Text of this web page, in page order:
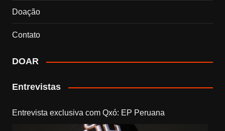
Doação
Contato
DOAR
Entrevistas
Entrevista exclusiva com Qxó: EP Peruana